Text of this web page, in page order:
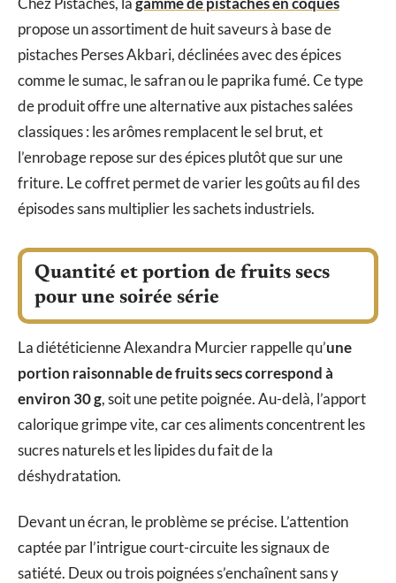
propose un assortiment de huit saveurs à base de
pistaches Perses Akbari, déclinées avec des épices
comme le sumac, le safran ou le paprika fumé. Ce type
de produit offre une alternative aux pistaches salées
classiques : les arômes remplacent le sel brut, et
l’enrobage repose sur des épices plutôt que sur une
friture. Le coffret permet de varier les goûts au fil des
épisodes sans multiplier les sachets industriels.
Quantité et portion de fruits secs
pour une soirée série
La diététicienne Alexandra Murcier rappelle qu’une
portion raisonnable de fruits secs correspond à
environ 30 g, soit une petite poignée. Au-delà, l’apport
calorique grimpe vite, car ces aliments concentrent les
sucres naturels et les lipides du fait de la
déshydratation.
Devant un écran, le problème se précise. L’attention
captée par l’intrigue court-circuite les signaux de
satiété. Deux ou trois poignées s’enchaînent sans y